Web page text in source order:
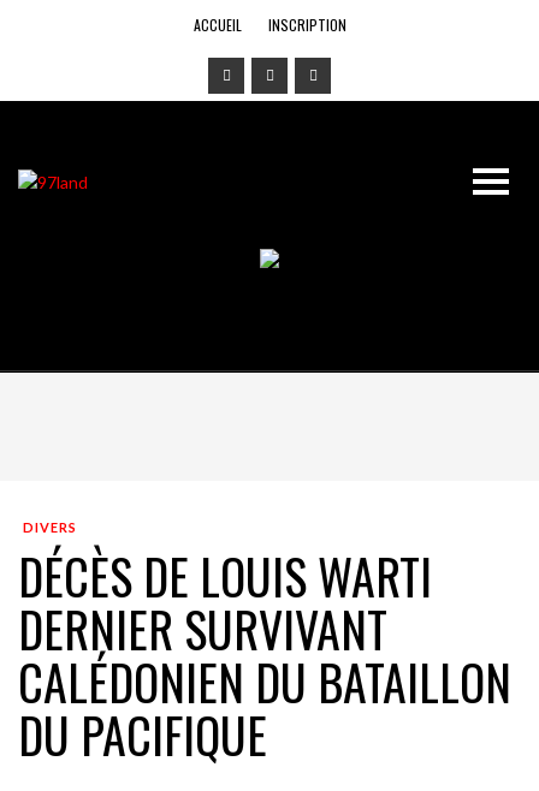
ACCUEIL INSCRIPTION
DIVERS
DÉCÈS DE LOUIS WARTI
DERNIER SURVIVANT
CALÉDONIEN DU BATAILLON
DU PACIFIQUE